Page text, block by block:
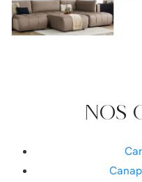
NOS